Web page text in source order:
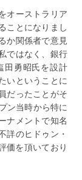
オーストラリア
ことになりまし
か関係者で意見
ではなく、銀行
田勇昭氏を設計
いということに
だったことがそ
ン当時から特に
ナメントで知名
詳のヒドゥン・
価を頂いており